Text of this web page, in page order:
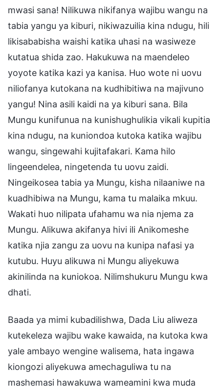
mwasi sana! Nilikuwa nikifanya wajibu wangu na
tabia yangu ya kiburi, nikiwazuilia kina ndugu, hili
likisababisha waishi katika uhasi na wasiweze
kutatua shida zao. Hakukuwa na maendeleo
yoyote katika kazi ya kanisa. Huo wote ni uovu
niliofanya kutokana na kudhibitiwa na majivuno
yangu! Nina asili kaidi na ya kiburi sana. Bila
Mungu kunifunua na kunishughulikia vikali kupitia
kina ndugu, na kuniondoa kutoka katika wajibu
wangu, singewahi kujitafakari. Kama hilo
lingeendelea, ningetenda tu uovu zaidi.
Ningeikosea tabia ya Mungu, kisha nilaaniwe na
kuadhibiwa na Mungu, kama tu malaika mkuu.
Wakati huo nilipata ufahamu wa nia njema za
Mungu. Alikuwa akifanya hivi ili Anikomeshe
katika njia zangu za uovu na kunipa nafasi ya
kutubu. Huyu alikuwa ni Mungu aliyekuwa
akinilinda na kuniokoa. Nilimshukuru Mungu kwa
dhati.
Baada ya mimi kubadilishwa, Dada Liu aliweza
kutekeleza wajibu wake kawaida, na kutoka kwa
yale ambayo wengine walisema, hata ingawa
kiongozi aliyekuwa amechaguliwa tu na
mashemasi hawakuwa wameamini kwa muda